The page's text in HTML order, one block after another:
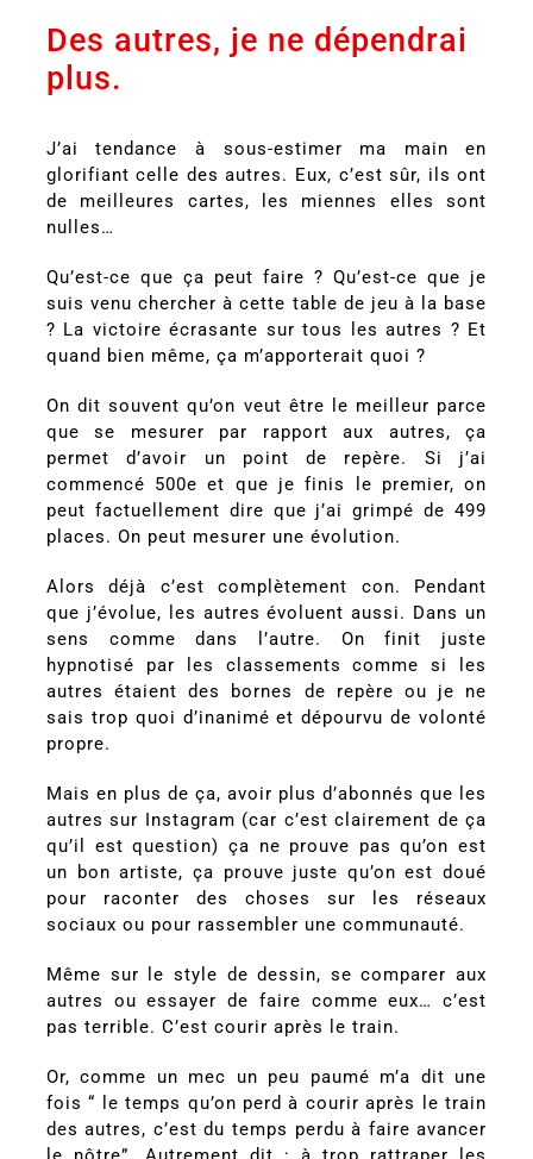
Des autres, je ne dépendrai
plus.
J’ai tendance à sous-estimer ma main en
glorifiant celle des autres. Eux, c’est sûr, ils ont
de meilleures cartes, les miennes elles sont
nulles…
Qu’est-ce que ça peut faire ? Qu’est-ce que je
suis venu chercher à cette table de jeu à la base
? La victoire écrasante sur tous les autres ? Et
quand bien même, ça m’apporterait quoi ?
On dit souvent qu’on veut être le meilleur parce
que se mesurer par rapport aux autres, ça
permet d’avoir un point de repère. Si j’ai
commencé 500e et que je finis le premier, on
peut factuellement dire que j’ai grimpé de 499
places. On peut mesurer une évolution.
Alors déjà c’est complètement con. Pendant
que j’évolue, les autres évoluent aussi. Dans un
sens comme dans l’autre. On finit juste
hypnotisé par les classements comme si les
autres étaient des bornes de repère ou je ne
sais trop quoi d’inanimé et dépourvu de volonté
propre.
Mais en plus de ça, avoir plus d’abonnés que les
autres sur Instagram (car c’est clairement de ça
qu’il est question) ça ne prouve pas qu’on est
un bon artiste, ça prouve juste qu’on est doué
pour raconter des choses sur les réseaux
sociaux ou pour rassembler une communauté.
Même sur le style de dessin, se comparer aux
autres ou essayer de faire comme eux… c’est
pas terrible. C’est courir après le train.
Or, comme un mec un peu paumé m’a dit une
fois “ le temps qu’on perd à courir après le train
des autres, c’est du temps perdu à faire avancer